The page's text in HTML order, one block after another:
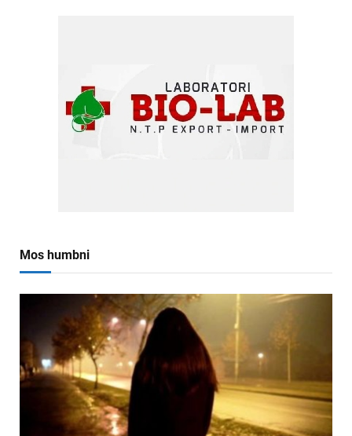
Mos humbni